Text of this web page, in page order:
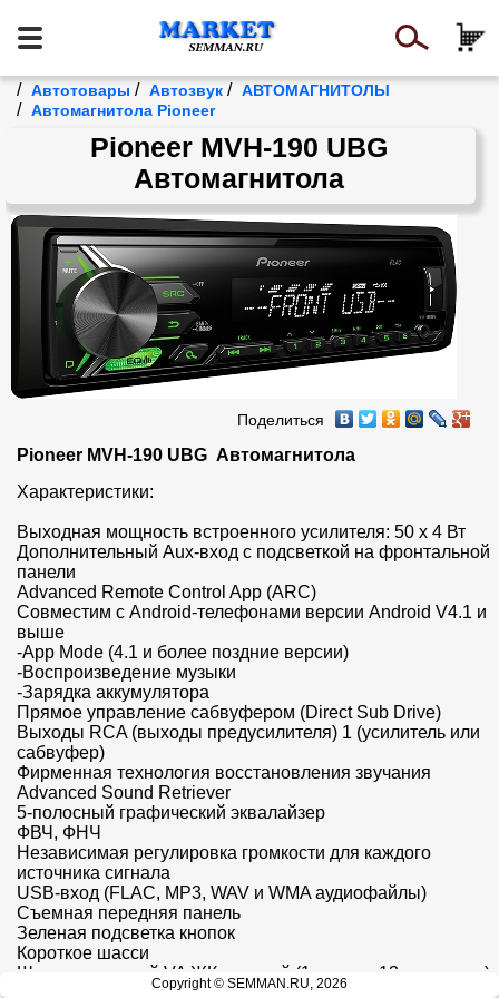
/ Автотовары / Автозвук / АВТОМАГНИТОЛЫ
/ Автомагнитола Pioneer
Pioneer MVH-190 UBG
Автомагнитола
Поделиться
Pioneer MVH-190 UBG  Автомагнитола
Характеристики:
Выходная мощность встроенного усилителя: 50 х 4 Вт
Дополнительный Aux-вход с подсветкой на фронтальной
панели
Advanced Remote Control App (ARC)
Совместим с Android-телефонами версии Android V4.1 и
выше
-App Mode (4.1 и более поздние версии)
-Воспроизведение музыки
-Зарядка аккумулятора
Прямое управление сабвуфером (Direct Sub Drive)
Выходы RCA (выходы предусилителя) 1 (усилитель или
сабвуфер)
Фирменная технология восстановления звучания
Advanced Sound Retriever
5-полосный графический эквалайзер
ФВЧ, ФНЧ
Независимая регулировка громкости для каждого
источника сигнала
USB-вход (FLAC, MP3, WAV и WMA аудиофайлы)
Съемная передняя панель
Зеленая подсветка кнопок
Короткое шасси
Широкоугольный VA ЖК дисплей (1 строка, 13 символов)
Отображение кириллических символов
Copyright © SEMMAN.RU, 2026